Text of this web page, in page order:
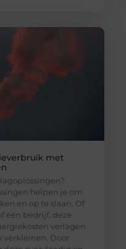
met
helpen je om
en op te slaan. Of
een bedrijf, deze
verlagen
verkleinen. Door